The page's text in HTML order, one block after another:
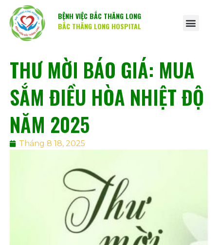
BỆNH VIỆC BẮC THĂNG LONG
BẮC THĂNG LONG HOSPITAL
THƯ MỜI BÁO GIÁ: MUA
SẮM ĐIỀU HÒA NHIỆT ĐỘ
NĂM 2025
Tháng 8 18, 2025